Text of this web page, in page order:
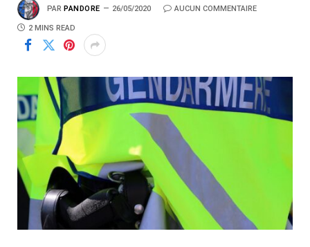
PAR PANDORE 26/05/2020 AUCUN COMMENTAIRE
2 MINS READ